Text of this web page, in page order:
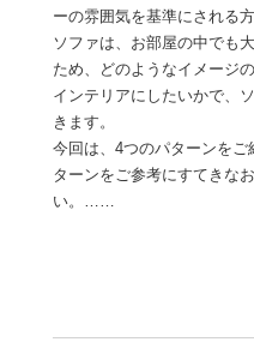
ーの雰囲気を基準にされる
ソファは、お部屋の中でも
ため、どのようなイメージの
インテリアにしたいかで、
きます。
今回は、4つのパターンを
ターンをご参考にすてきな
い。……